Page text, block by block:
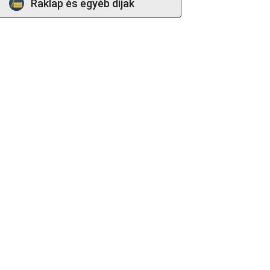
Raklap és egyéb díjak